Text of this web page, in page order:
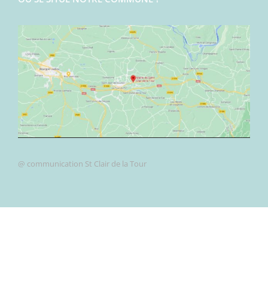
@ communication St Clair de la Tour